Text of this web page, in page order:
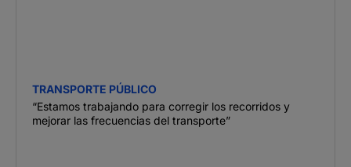
TRANSPORTE PÚBLICO
“Estamos trabajando para corregir los recorridos y
mejorar las frecuencias del transporte”